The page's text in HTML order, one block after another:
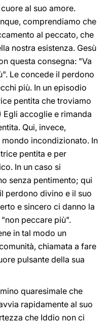
al suo amore.
comprendiamo che
al peccato, che
nostra esistenza. Gesù
questa consegna: "Va
Le concede il perdono
più. In un episodio
pentita che troviamo
Egli accoglie e rimanda
Qui, invece,
mondo incondizionato. In
pentita e per
In un caso si
senza pentimento; qui
perdono divino e il suo
e sincero ci danno la
peccare più".
in tal modo un
chiamata a fare
pulsante della sua
quaresimale che
rapidamente al suo
che Iddio non ci